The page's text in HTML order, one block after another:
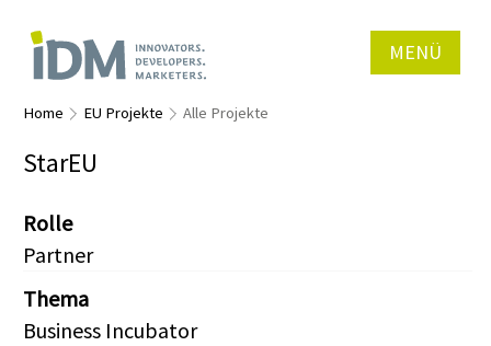
MENÜ
Home EU Projekte Alle Projekte
StarEU
Rolle
Partner
Thema
Business Incubator